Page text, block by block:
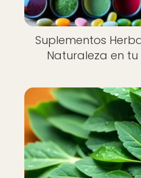
Suplementos
Naturaleza en tu